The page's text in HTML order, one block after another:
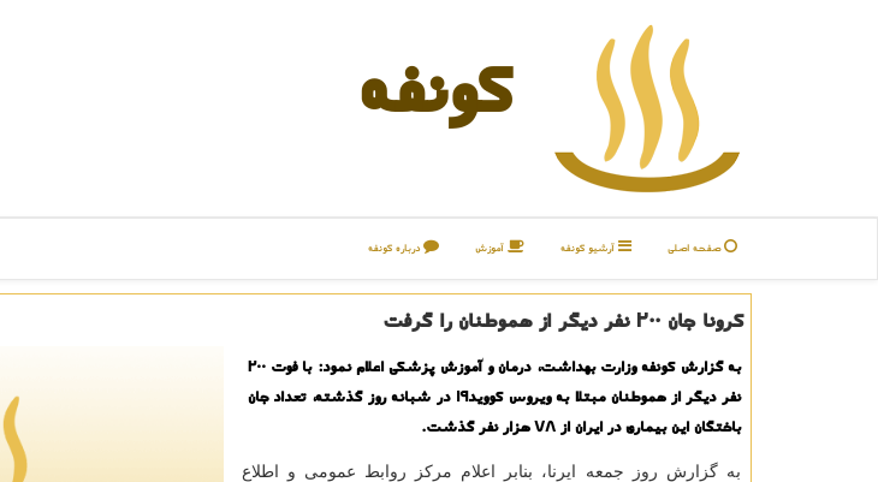
كونفه
صفحه اصلی آرشیو كونفه آموزش درباره كونفه
كرونا جان 200 نفر دیگر از هموطنان را گرفت
به گزارش کونفه وزارت بهداشت، درمان و آموزش پزشکی اعلام نمود: با فوت 200
نفر دیگر از هموطنان مبتلا به ویروس کووید19 در شبانه روز گذشته، تعداد جان
باختگان این بیماری در ایران از 78 هزار نفر گذشت.
به گزارش روز جمعه ایرنا، بنابر اعلام مرکز روابط عمومی و اطلاع